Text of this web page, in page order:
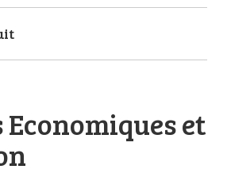
Economiques et